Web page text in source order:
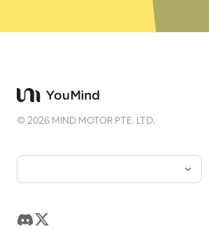
©2026 MIND MOTOR PTE. LTD.